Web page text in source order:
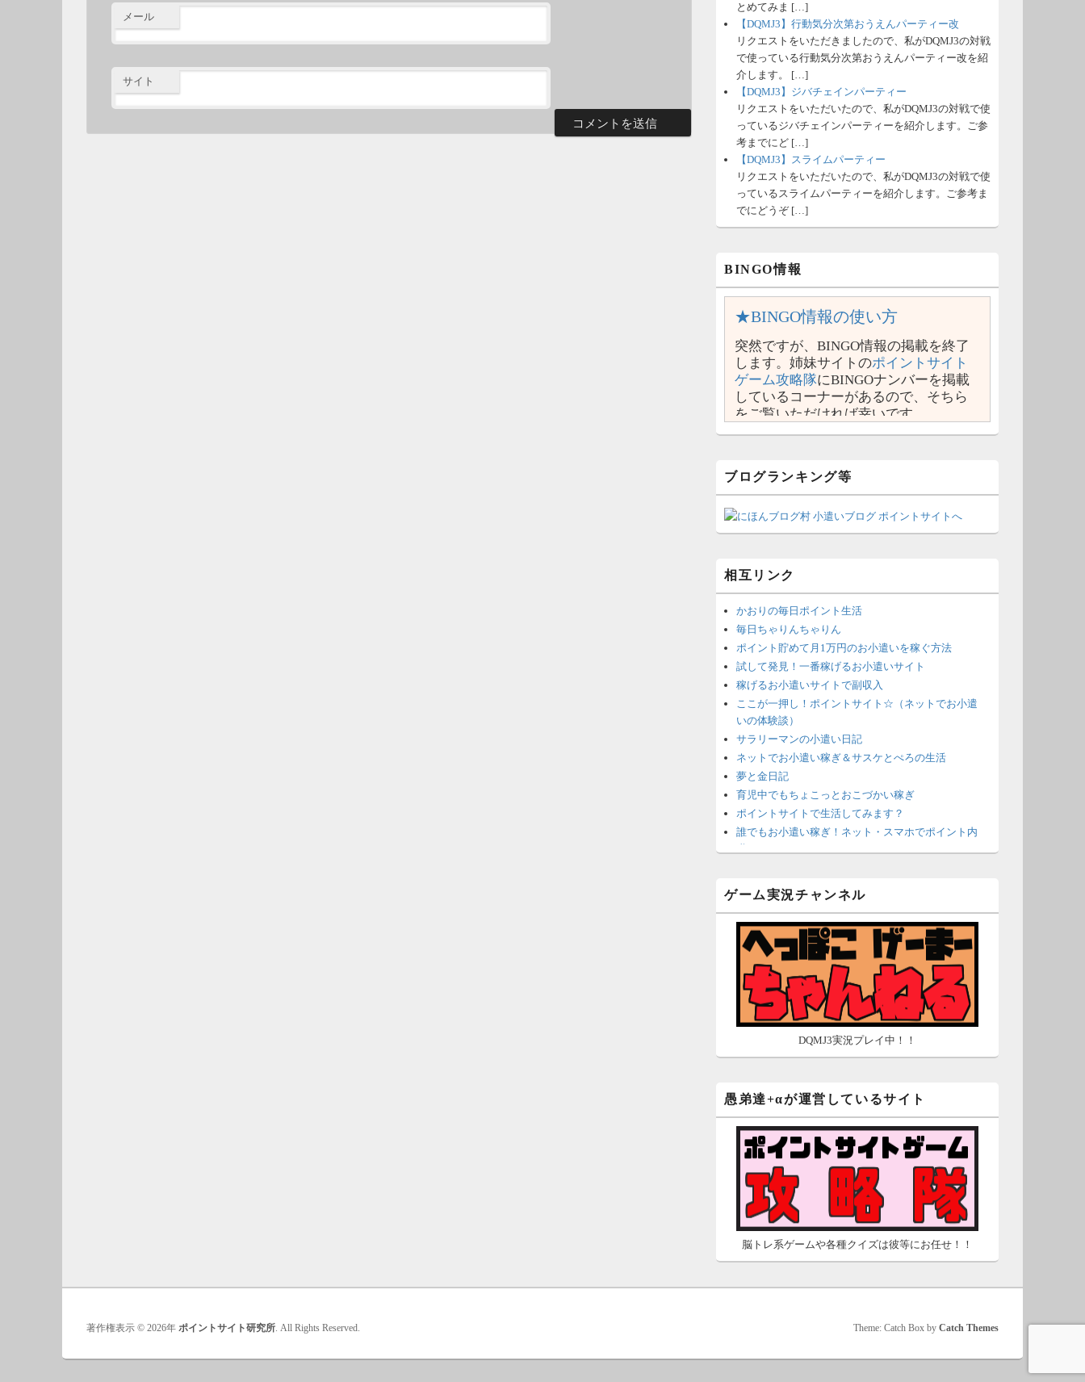
メール
サイト
とめてみま […]
【DQMJ3】行動気分次第おうえんパーティー改
リクエストをいただきましたので、私がDQMJ3の対戦
で使っている行動気分次第おうえんパーティー改を紹
介します。 […]
【DQMJ3】ジバチェインパーティー
リクエストをいただいたので、私がDQMJ3の対戦で使
っているジバチェインパーティーを紹介します。ご参
考までにど […]
【DQMJ3】スライムパーティー
リクエストをいただいたので、私がDQMJ3の対戦で使
っているスライムパーティーを紹介します。ご参考ま
でにどうぞ […]
BINGO情報
★BINGO情報の使い方
突然ですが、BINGO情報の掲載を終了
します。姉妹サイトのポイントサイト
ゲーム攻略隊にBINGOナンバーを掲載
しているコーナーがあるので、そちら
をご覧いただければ幸いです。
ブログランキング等
相互リンク
かおりの毎日ポイント生活
毎日ちゃりんちゃりん
ポイント貯めて月1万円のお小遣いを稼ぐ方法
試して発見！一番稼げるお小遣いサイト
稼げるお小遣いサイトで副収入
ここが一押し！ポイントサイト☆（ネットでお小遣
いの体験談）
サラリーマンの小遣い日記
ネットでお小遣い稼ぎ＆サスケとぺろの生活
夢と金日記
育児中でもちょこっとおこづかい稼ぎ
ポイントサイトで生活してみます？
誰でもお小遣い稼ぎ！ネット・スマホでポイント内
沈黙は金なり
ポイントがお金に！？-空いた時間でちょい稼ぎ-
在宅deお小遣い！～小銭だって集めれば諭吉になる
ネット収入攻略ナビ
ポイントサイトは安全？危険？お小遣い稼ぎサイト
の使い方ガイド
ゲーム実況チャンネル
DQMJ3実況プレイ中！！
愚弟達+αが運営しているサイト
脳トレ系ゲームや各種クイズは彼等にお任せ！！
著作権表示 © 2026年 ポイントサイト研究所. All Rights Reserved. Theme: Catch Box by Catch Themes